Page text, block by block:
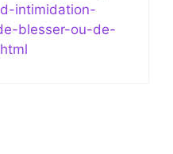
intimidation-
blesser-ou-de-